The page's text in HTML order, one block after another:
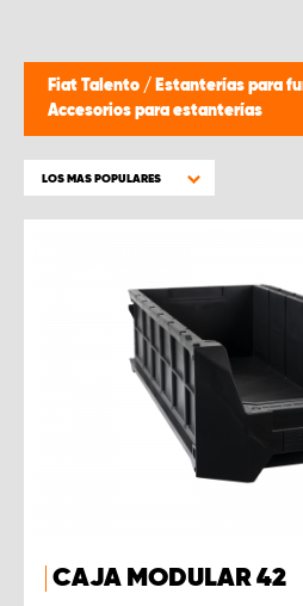
Fiat Talento / Estanterías para
Accesorios para estanterías
LOS MAS POPULARES
CAJA MODULAR 42